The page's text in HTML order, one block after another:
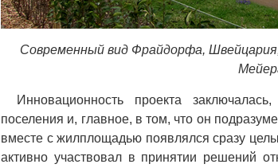
Современный вид Фрайдорфа,
Инновационность проекта
поселения и, главное, в том, что он
вместе с жилплощадью появлялся сразу
активно участвовал в принятии решений